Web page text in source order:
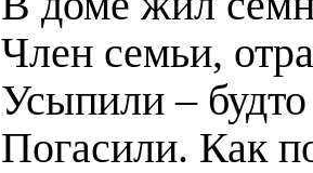
Член семьи,
Усыпили – будто
Погасили. Как